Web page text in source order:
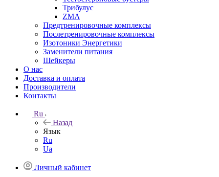
Трибулус
ZMA
Предтренировочные комплексы
Послетренировочные комплексы
Изотоники Энергетики
Заменители питания
Шейкеры
О нас
Доставка и оплата
Производители
Контакты
Ru
Назад
Язык
Ru
Ua
Личный кабинет